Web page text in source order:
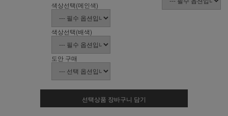
색상선택(메인색)
색상선택(배색)
도안 구매
선택상품 장바구니 담기